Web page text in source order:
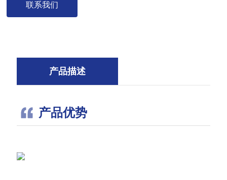
联系我们
产品描述
产品优势